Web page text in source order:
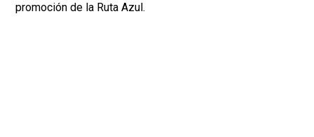
promoción de la Ruta Azul.